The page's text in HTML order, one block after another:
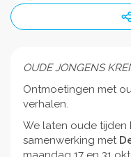
OUDE JONGENS
Ontmoetingen met
verhalen.
We laten oude tijden
samenwerking met